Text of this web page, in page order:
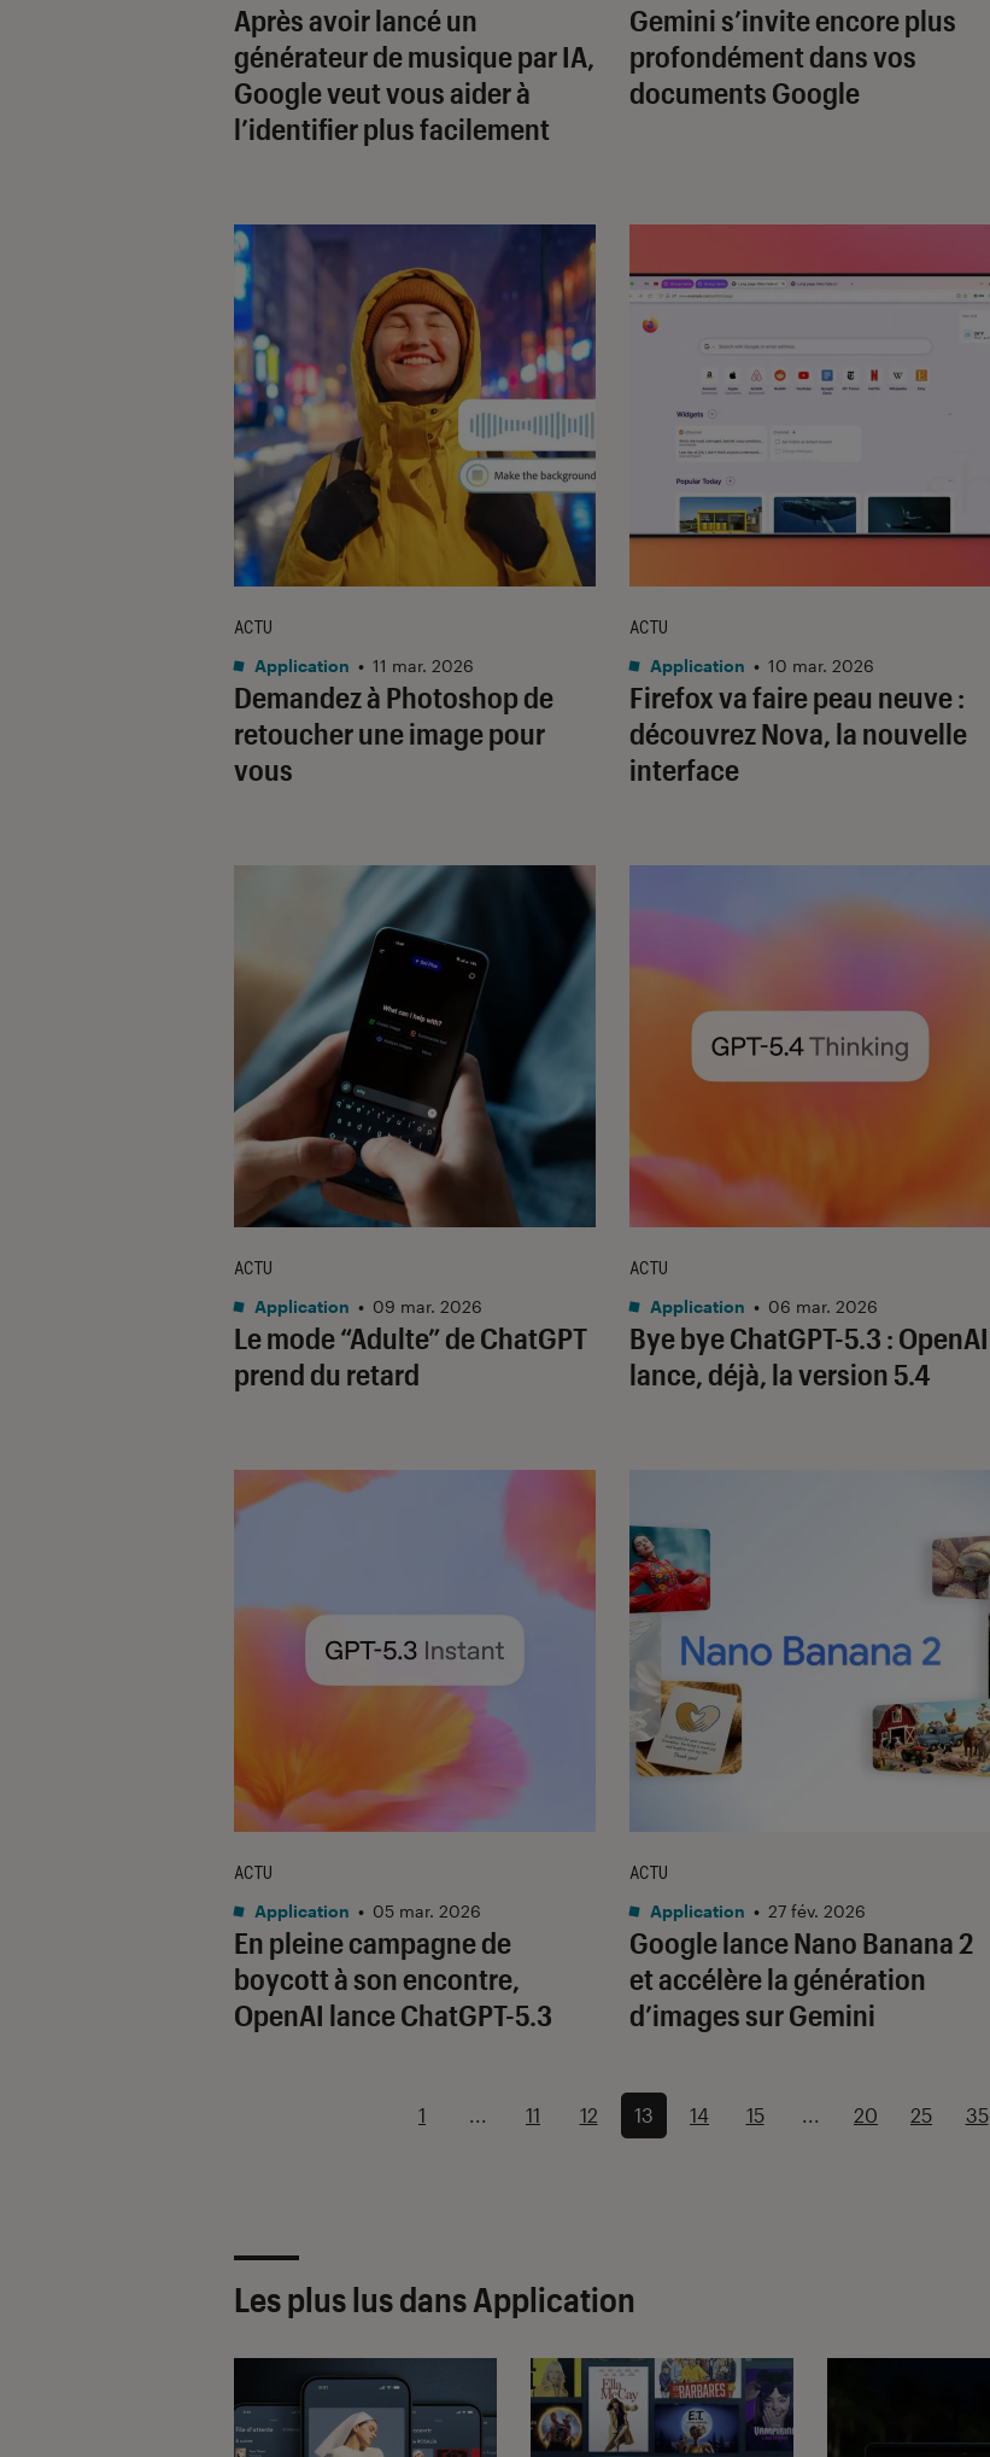
Après avoir lancé un
générateur de musique par IA,
Google veut vous aider à
l’identifier plus facilement
Gemini s’invite encore plus
profondément dans vos
documents Google
Demandez à Photoshop de
retoucher une image pour
vous
ACTU
Application • 11 mar. 2026
Firefox va faire peau neuve :
découvrez Nova, la nouvelle
interface
ACTU
Application • 10 mar. 2026
Le mode “Adulte” de ChatGPT
prend du retard
ACTU
Application • 09 mar. 2026
Bye bye ChatGPT-5.3 : OpenAI
lance, déjà, la version 5.4
ACTU
Application • 06 mar. 2026
En pleine campagne de
boycott à son encontre,
OpenAI lance ChatGPT-5.3
ACTU
Application • 05 mar. 2026
Google lance Nano Banana 2
et accélère la génération
d’images sur Gemini
ACTU
Application • 27 fév. 2026
1 ... 11 12 13 14 15 ... 20 25 35
Les plus lus dans Application